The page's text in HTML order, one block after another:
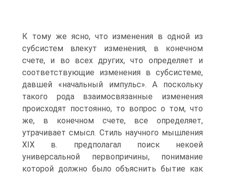
К тому же ясно, что изменения в одной из
субсистем влекут изменения, в конечном
счете, и во всех других, что определяет и
соответствующие изме­нения в субсистеме,
давшей «начальный импульс». А поскольку
такого рода взаимосвязанные изменения
происходят постоянно, то вопрос о том, что
же, в конечном счете, все определяет,
утрачивает смысл. Стиль научного мышления
XIX в. предполагал поиск некоей
универсальной первопричины, понимание
которой должно было объяснить бытие как